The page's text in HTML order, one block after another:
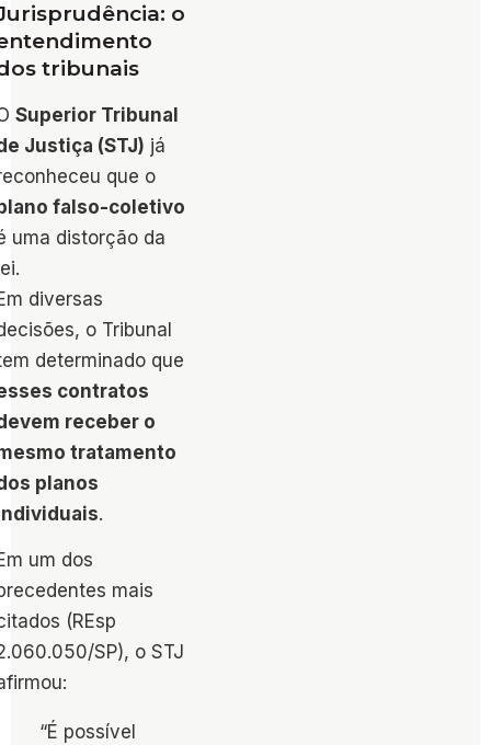
o
tribunais
Superior Tribunal
Justiça (STJ) já
que o
falso-coletivo
uma distorção da
diversas
o Tribunal
determinado que
contratos
receber o
tratamento
planos
.
um dos
mais
(REsp
SP), o STJ
“É possível